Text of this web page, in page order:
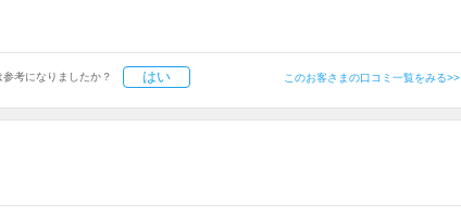
参考になりましたか？ はい このお客さまの口コミ一覧をみる>>